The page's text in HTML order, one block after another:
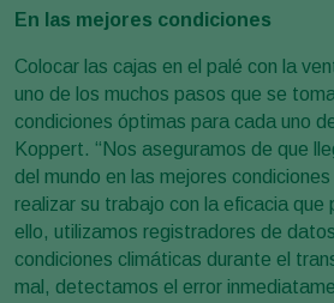
En las mejores condiciones
Colocar las cajas en el palé con la
uno de los muchos pasos que se
condiciones óptimas para cada uno
Koppert. “Nos aseguramos de que
del mundo en las mejores
realizar su trabajo con la eficacia
ello, utilizamos registradores de
condiciones climáticas durante el
mal, detectamos el error